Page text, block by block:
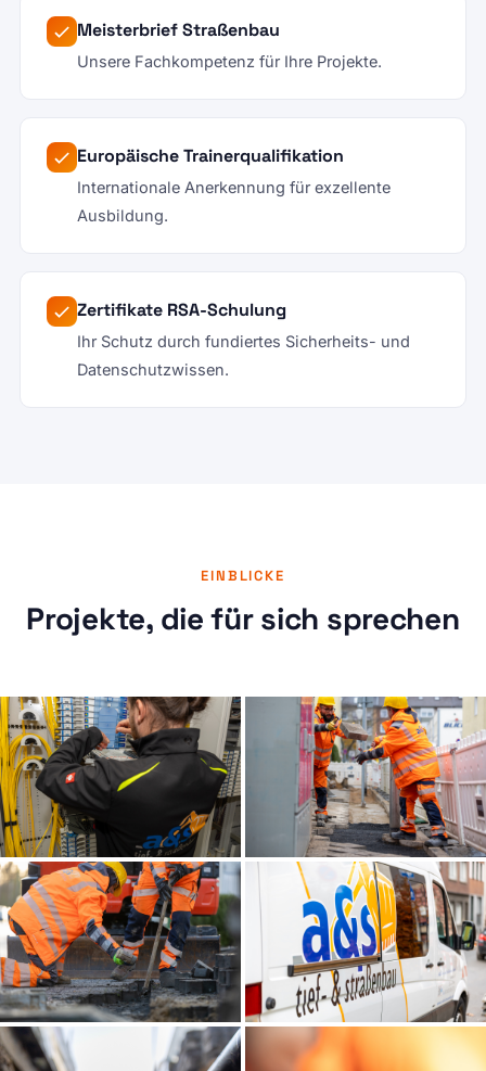
Meisterbrief Straßenbau
Unsere Fachkompetenz für Ihre Projekte.
Europäische Trainerqualifikation
Internationale Anerkennung für exzellente
Ausbildung.
Zertifikate RSA-Schulung
Ihr Schutz durch fundiertes Sicherheits- und
Datenschutzwissen.
EINBLICKE
Projekte, die für sich sprechen